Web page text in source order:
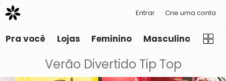
Entrar Crie uma conta
Pra você Lojas Feminino Masculino
Verão Divertido Tip Top